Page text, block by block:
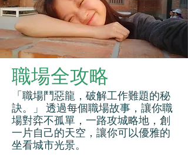
職場全攻略
「職場鬥惡龍，破解工作難題的秘
訣。」 透過每個職場故事，讓你職
場對弈不孤單，一路攻城略地，創
一片自己的天空，讓你可以優雅的
坐看城市光景。